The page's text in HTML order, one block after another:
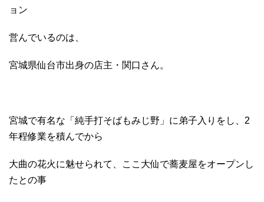
ョン
営んでいるのは、
宮城県仙台市出身の店主・関口さん。
宮城で有名な「純手打そばもみじ野」に弟子入りをし、2
年程修業を積んでから
大曲の花火に魅せられて、ここ大仙で蕎麦屋をオープンし
たとの事